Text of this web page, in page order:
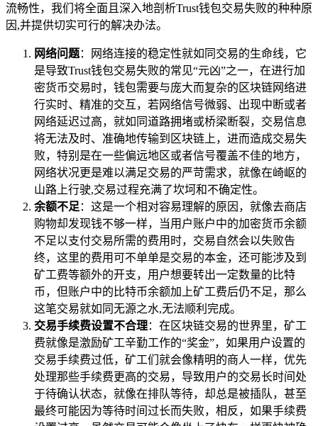
流畅性，我们将全面且深入地剖析Trust钱包交易失败的种种原
因,并提供切实可行的解决办法。
网络问题：网络连接的稳定性就如同交易的生命线，它
是导致Trust钱包交易失败的常见“元凶”之一，在进行加
密货币交易时，钱包需要与庞大而复杂的区块链网络进
行实时、精准的交互，若网络信号微弱、出现中断或者
网络延迟过高，就如同道路拥堵或桥梁断裂，交易信息
将无法及时、准确地传输到区块链上，进而造成交易失
败，特别是在一些偏远地区或者信号覆盖不佳的地方，
网络状况更是难以满足交易的严苛需求，就像在崎岖的
山路上行驶,交易过程充满了坎坷和不确定性。
余额不足 ：这是一个相对容易理解的原因，就像去商店
购物却发现钱不够一样，当用户账户中的加密货币余额
不足以支付交易所需的费用时，交易自然会以失败告
终，这里的费用可不单单是交易的本金，还可能涉及到
矿工费等额外的开支，用户想要转出一定数量的比特
币，但账户中的比特币余额加上矿工费后仍不足，那么
这笔交易就如同无源之水,无法顺利完成。
交易手续费设置不合理：在区块链交易的世界里，矿工
费就像是激励矿工辛勤工作的“奖金”，如果用户设置的
交易手续费过低，矿工们就会像精明的商人一样，优先
处理那些手续费更高的交易，导致用户的交易长时间处
于待确认状态，就像在排队等待，却总是被插队，甚至
最终可能因为等待时间过长而失败，相反，如果手续费